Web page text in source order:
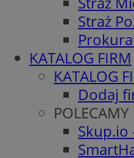
Straż
KATALOG FIRM
KATALOG
Dodaj
POLECAMY
Skup.io